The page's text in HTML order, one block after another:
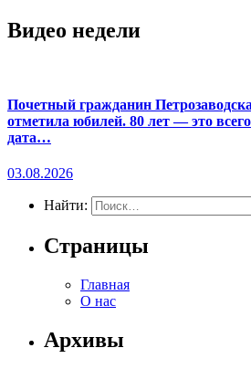
Видео недели
Почетный гражданин
отметила юбилей. 80 лет — это
дата…
03.08.2026
Найти:
Страницы
Главная
О нас
Архивы